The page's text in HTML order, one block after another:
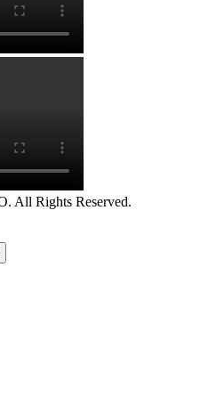
All Rights Reserved.